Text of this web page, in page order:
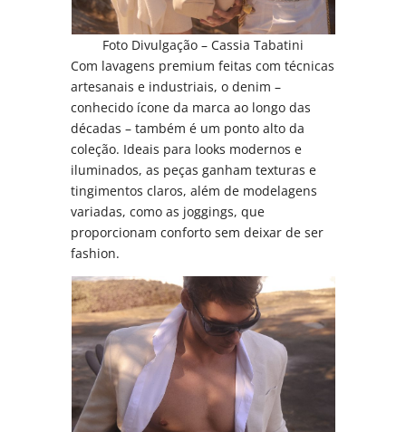
Foto Divulgação – Cassia Tabatini
Com lavagens premium feitas com técnicas
artesanais e industriais, o denim –
conhecido ícone da marca ao longo das
décadas – também é um ponto alto da
coleção. Ideais para looks modernos e
iluminados, as peças ganham texturas e
tingimentos claros, além de modelagens
variadas, como as joggings, que
proporcionam conforto sem deixar de ser
fashion.